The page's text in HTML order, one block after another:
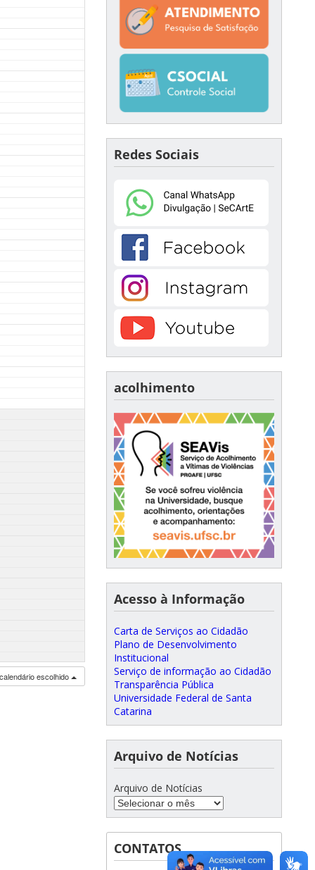
escolhido
Redes Sociais
acolhimento
Acesso à Informação
Carta de Serviços ao Cidadão
Plano de Desenvolvimento
Institucional
Serviço de informação ao Cidadão
Transparência Pública
Universidade Federal de Santa
Catarina
Arquivo de Notícias
Arquivo de Notícias
CONTATOS